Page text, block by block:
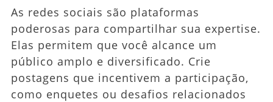
As redes sociais são plataformas
poderosas para compartilhar sua expertise.
Elas permitem que você alcance um
público amplo e diversificado. Crie
postagens que incentivem a participação,
como enquetes ou desafios relacionados